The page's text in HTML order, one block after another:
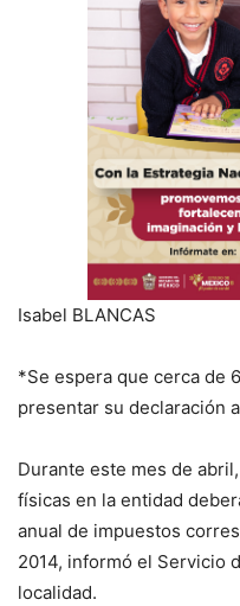
Isabel BLANCAS
*Se espera que cerca de
presentar su declaración
Durante este mes de
físicas en la entidad
anual de impuestos
2014, informó el Servicio
localidad.